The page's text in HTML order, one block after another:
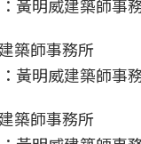
黃明威建築師事
黃明威建築師事